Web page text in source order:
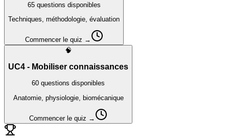
65questions disponibles
Techniques, méthodologie, évaluation
Commencer le quiz →
🧠
UC4 - Mobiliser connaissances
60 questions disponibles
Anatomie, physiologie, biomécanique
Commencer le quiz →